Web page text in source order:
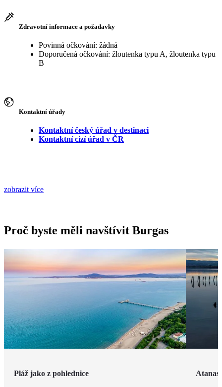
Zdravotní informace a požadavky
Povinná očkování: žádná
Doporučená očkování: žloutenka typu A, žloutenka typu
B
Kontaktní úřady
Kontaktní český úřad v destinaci
Kontaktní cizí úřad v ČR
zobrazit více
Proč byste měli navštívit Burgas
Pláž jako z pohlednice